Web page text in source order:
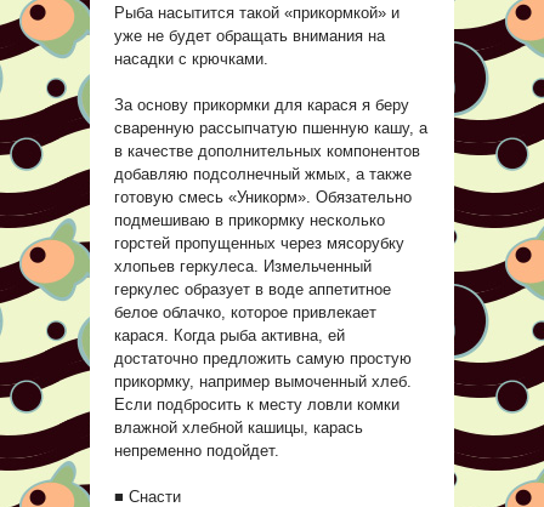
Рыба насытится такой «прикормкой» и
уже не будет обращать внимания на
насадки с крючками.
За основу прикормки для карася я беру
сваренную рассыпчатую пшенную кашу, а
в качестве дополнительных компонентов
добавляю подсолнечный жмых, а также
готовую смесь «Уникорм». Обязательно
подмешиваю в прикормку несколько
горстей пропущенных через мясорубку
хлопьев геркулеса. Измельченный
геркулес образует в воде аппетитное
белое облачко, которое привлекает
карася. Когда рыба активна, ей
достаточно предложить самую простую
прикормку, например вымоченный хлеб.
Если подбросить к месту ловли комки
влажной хлебной кашицы, карась
непременно подойдет.
■ Снасти